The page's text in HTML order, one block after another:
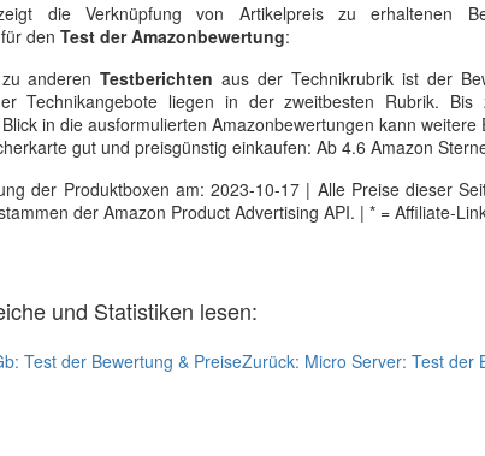
die Verknüpfung von Artikelpreis zu erhaltenen
den Test der Amazonbewertung:
zu anderenTestberichten aus der Technikrubrik ist der
Technikangebote liegen in der zweitbesten Rubrik.
in die ausformulierten Amazonbewertungen kann weitere
gut und preisgünstig einkaufen: Ab 4.6 Amazon
der Produktboxen am: 2023-10-17 | Alle Preise dieser
der Amazon Product Advertising API. | * = Affiliate-
und Statistiken lesen:
Test der Bewertung & PreiseZurück: Micro Server: Test der